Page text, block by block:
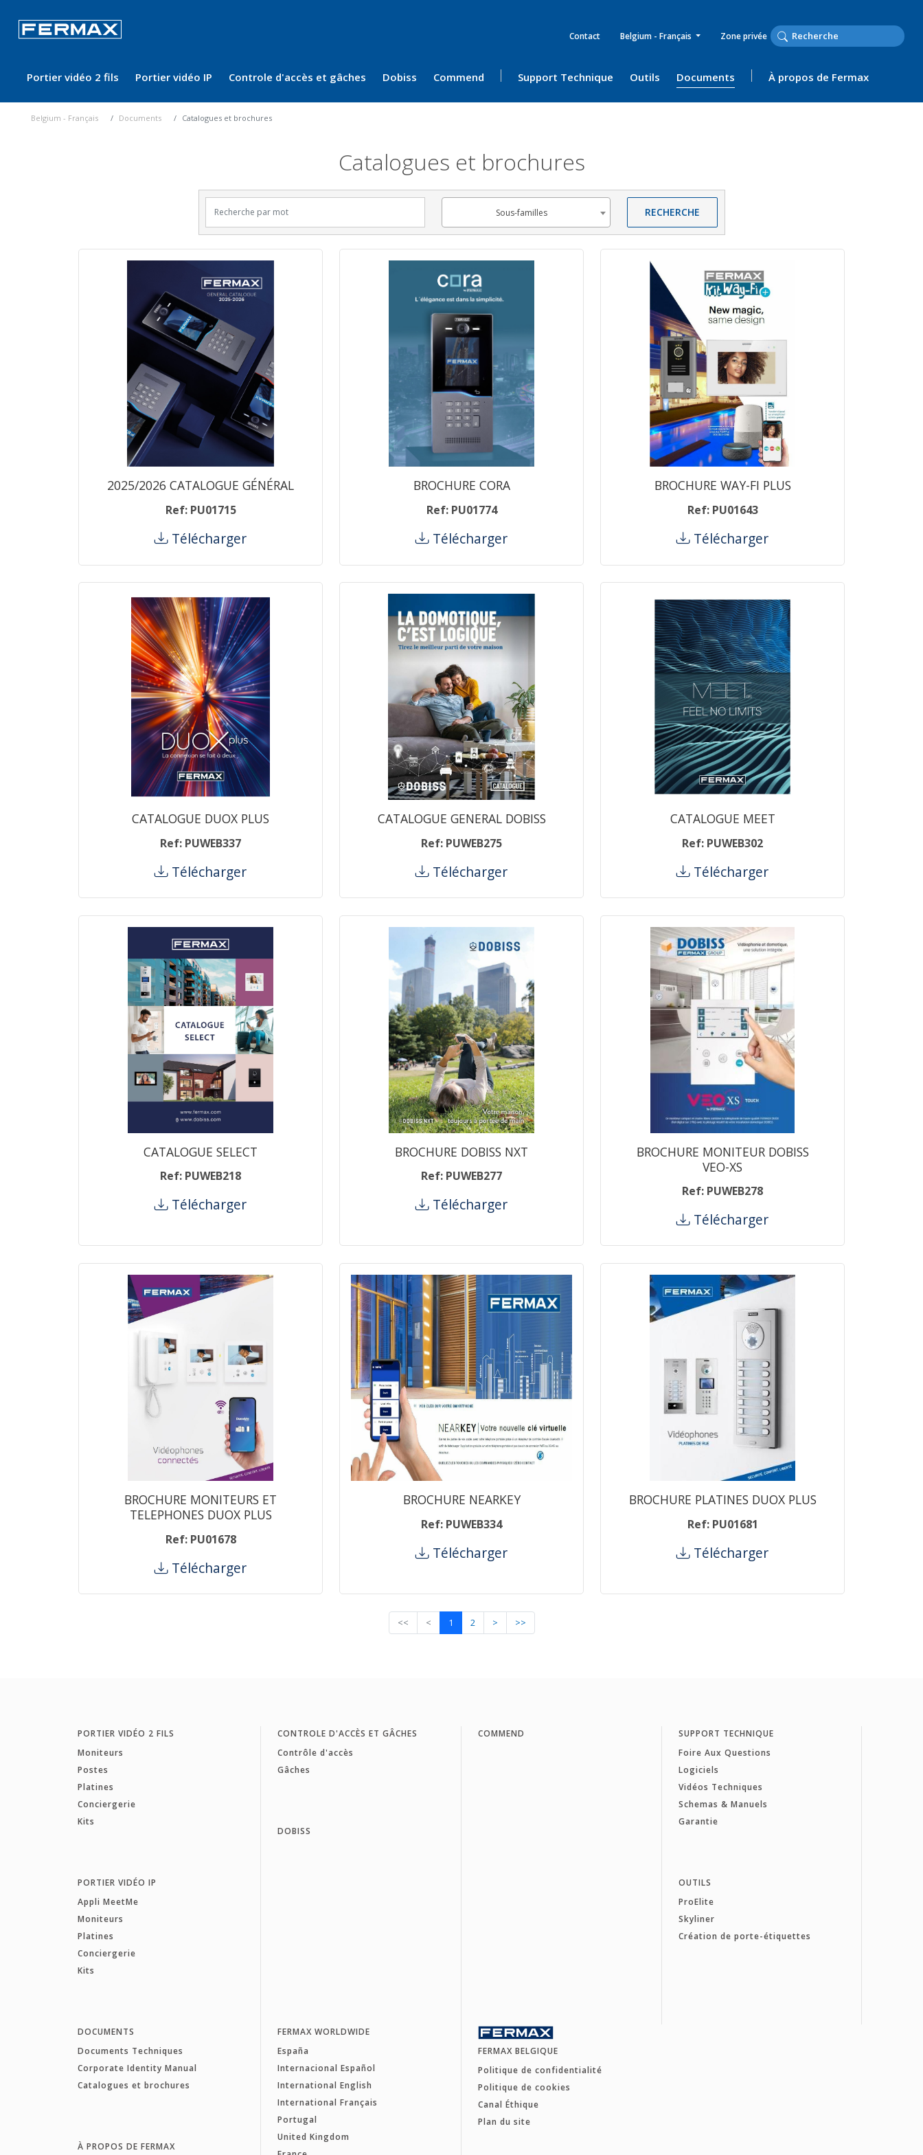
Contact Belgium - Français Zone privée
Portier vidéo 2 fils Portier vidéo IP Controle d'accès et gâches Dobiss Commend Support Technique Outils Documents À propos de Fermax
Belgium - Français Documents Catalogues et brochures
Catalogues et brochures
Sous-familles
Sous-familles RECHERCHE
2025/2026 CATALOGUE GÉNÉRAL
Ref: PU01715
Télécharger
BROCHURE CORA
Ref: PU01774
Télécharger
BROCHURE WAY-FI PLUS
Ref: PU01643
Télécharger
CATALOGUE DUOX PLUS
Ref: PUWEB337
Télécharger
CATALOGUE GENERAL DOBISS
Ref: PUWEB275
Télécharger
CATALOGUE MEET
Ref: PUWEB302
Télécharger
CATALOGUE SELECT
Ref: PUWEB218
Télécharger
BROCHURE DOBISS NXT
Ref: PUWEB277
Télécharger
BROCHURE MONITEUR DOBISS
VEO-XS
Ref: PUWEB278
Télécharger
BROCHURE MONITEURS ET
TELEPHONES DUOX PLUS
Ref: PU01678
Télécharger
BROCHURE NEARKEY
Ref: PUWEB334
Télécharger
BROCHURE PLATINES DUOX PLUS
Ref: PU01681
Télécharger
<< < 1 2 > >>
PORTIER VIDÉO 2 FILS
Moniteurs
Postes
Platines
Conciergerie
Kits
PORTIER VIDÉO IP
Appli MeetMe
Moniteurs
Platines
Conciergerie
Kits
CONTROLE D'ACCÈS ET GÂCHES
Contrôle d'accès
Gâches
DOBISS
COMMEND
SUPPORT TECHNIQUE
Foire Aux Questions
Logiciels
Vidéos Techniques
Schemas & Manuels
Garantie
OUTILS
ProElite
Skyliner
Création de porte-étiquettes
DOCUMENTS
Documents Techniques
Corporate Identity Manual
Catalogues et brochures
À PROPOS DE FERMAX
FERMAX WORLDWIDE
España
Internacional Español
International English
International Français
Portugal
United Kingdom
FERMAX BELGIQUE
Politique de confidentialité
Politique de cookies
Canal Éthique
Plan du site